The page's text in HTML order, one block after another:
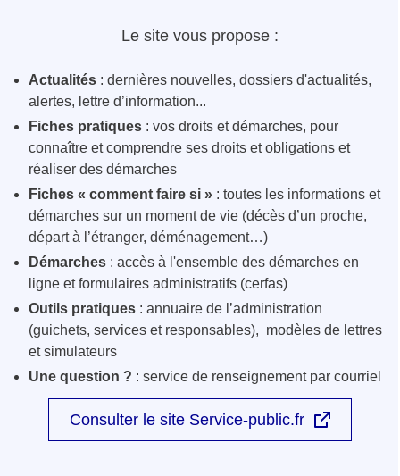
Le site vous propose :
Actualités : dernières nouvelles, dossiers d'actualités,
alertes, lettre d’information...
Fiches pratiques : vos droits et démarches, pour
connaître et comprendre ses droits et obligations et
réaliser des démarches
Fiches « comment faire si » : toutes les informations et
démarches sur un moment de vie (décès d’un proche,
départ à l’étranger, déménagement…)
Démarches : accès à l'ensemble des démarches en
ligne et formulaires administratifs (cerfas)
Outils pratiques : annuaire de l’administration
(guichets, services et responsables), modèles de lettres
et simulateurs
Une question ? : service de renseignement par courriel
Consulter le site Service-public.fr